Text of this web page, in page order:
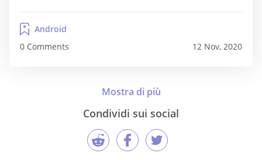
recensione di MalaysianCupid, puoi conoscere
tutte le caratteristiche principali, così puoi
concludere se la piattaforma vale il tuo...
Android
0 Comments
12 Nov, 2020
Condividi sui social